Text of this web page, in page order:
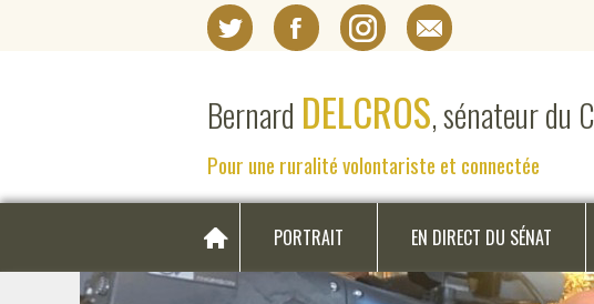
Bernard DELCROS, sénateur du
Pour une ruralité volontariste et connectée
PORTRAIT EN DIRECT DU SÉNAT